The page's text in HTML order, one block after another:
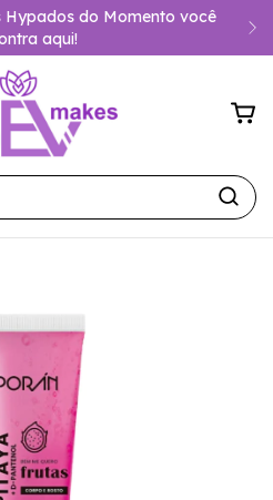
Hypados do Momento você
aqui!